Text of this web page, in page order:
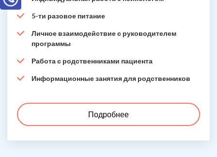
5-ти разовое питание
Личное взаимодействие с руководителем
программы
Работа с родственниками пациента
Информационные занятия для родственников
Подробнее